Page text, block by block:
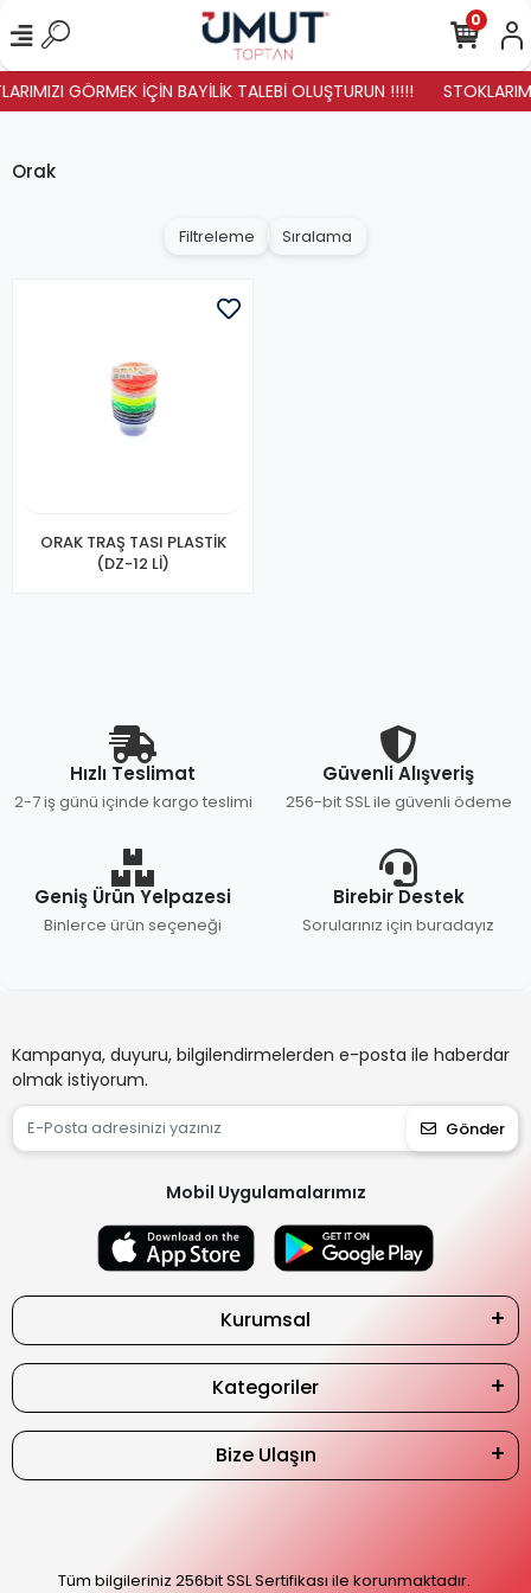
GÖRMEK İÇİN BAYİLİK TALEBİ OLUŞTURUN !!!!!
0
Orak
Filtreleme Sıralama
ORAK TRAŞ TASI PLASTİK
(DZ-12 Lİ)
Hızlı Teslimat
2-7 iş günü içinde kargo teslimi
Güvenli Alışveriş
256-bit SSL ile güvenli ödeme
Geniş Ürün Yelpazesi
Binlerce ürün seçeneği
Birebir Destek
Sorularınız için buradayız
Kampanya, duyuru, bilgilendirmelerden e-posta ile haberdar
olmak istiyorum.
Gönder
Mobil Uygulamalarımız
Kurumsal
Kategoriler
Bize Ulaşın
Tüm bilgileriniz 256bit SSL Sertifikası ile korunmaktadır.